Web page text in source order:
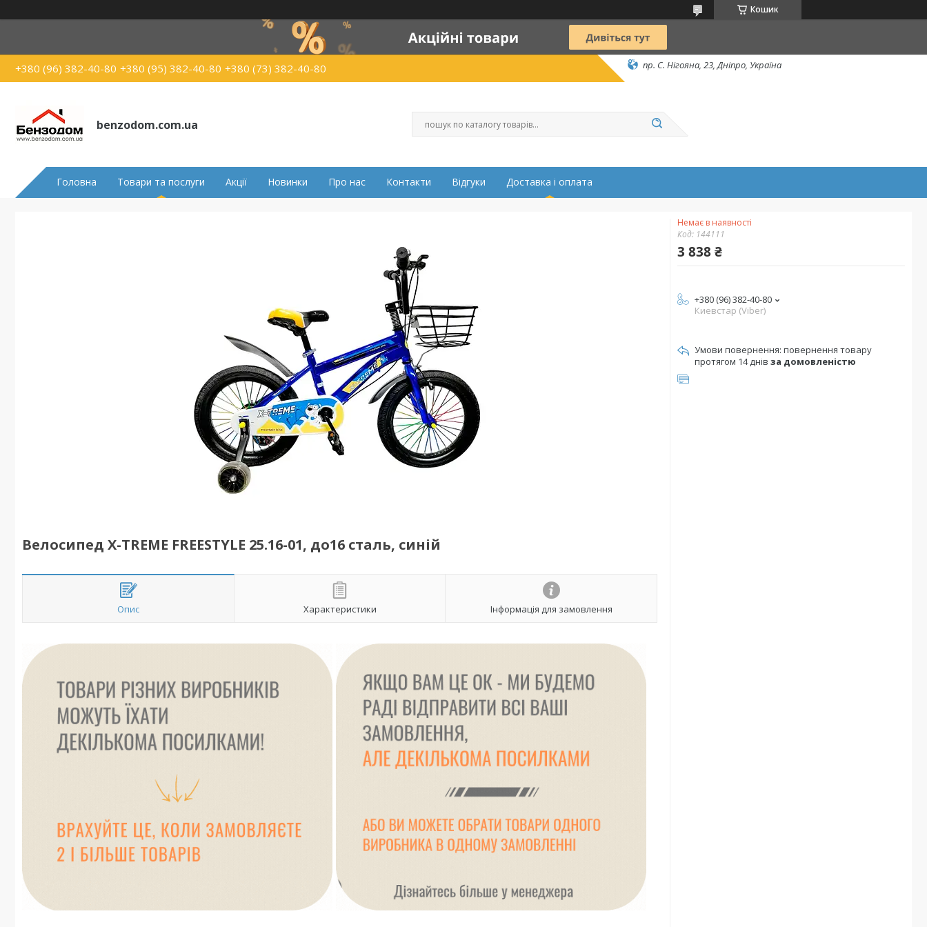
Кошик
+380 (96) 382-40-80 +380 (95) 382-40-80 +380 (73) 382-40-80 пр. С. Нігояна, 23, Дніпро, Україна
benzodom.com.ua
Головна Товари та послуги Акції Новинки Про нас Контакти Відгуки Доставка і оплата
Велосипед X-TREME FREESTYLE 25.16-01, до16 сталь, синій
Опис Характеристики Інформація для замовлення
Немає в наявності
Код: 144111
3 838 ₴
+380 (96) 382-40-80
Киевстар (Viber)
повернення товару
протягом 14 днів за домовленістю